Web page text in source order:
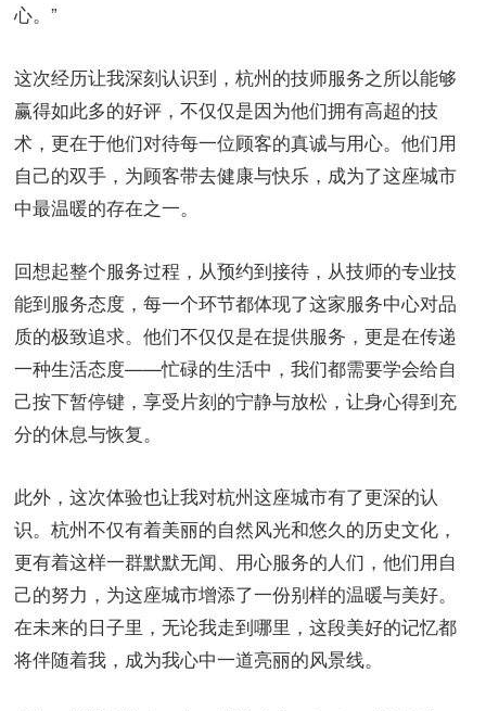
心。”
这次经历让我深刻认识到，杭州的技师服务之所以能够
赢得如此多的好评，不仅仅是因为他们拥有高超的技
术，更在于他们对待每一位顾客的真诚与用心。他们用
自己的双手，为顾客带去健康与快乐，成为了这座城市
中最温暖的存在之一。
回想起整个服务过程，从预约到接待，从技师的专业技
能到服务态度，每一个环节都体现了这家服务中心对品
质的极致追求。他们不仅仅是在提供服务，更是在传递
一种生活态度——忙碌的生活中，我们都需要学会给自
己按下暂停键，享受片刻的宁静与放松，让身心得到充
分的休息与恢复。
此外，这次体验也让我对杭州这座城市有了更深的认
识。杭州不仅有着美丽的自然风光和悠久的历史文化，
更有着这样一群默默无闻、用心服务的人们，他们用自
己的努力，为这座城市增添了一份别样的温暖与美好。
在未来的日子里，无论我走到哪里，这段美好的记忆都
将伴随着我，成为我心中一道亮丽的风景线。